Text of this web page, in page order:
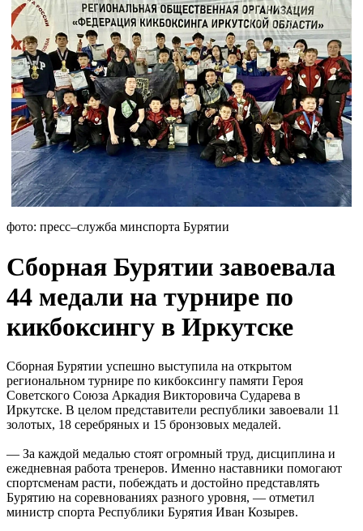
фото: пресс–служба минспорта Бурятии
Сборная Бурятии завоевала
44 медали на турнире по
кикбоксингу в Иркутске
Сборная Бурятии успешно выступила на открытом
региональном турнире по кикбоксингу памяти Героя
Советского Союза Аркадия Викторовича Сударева в
Иркутске. В целом представители республики завоевали 11
золотых, 18 серебряных и 15 бронзовых медалей.
— За каждой медалью стоят огромный труд, дисциплина и
ежедневная работа тренеров. Именно наставники помогают
спортсменам расти, побеждать и достойно представлять
Бурятию на соревнованиях разного уровня, — отметил
министр спорта Республики Бурятия Иван Козырев.